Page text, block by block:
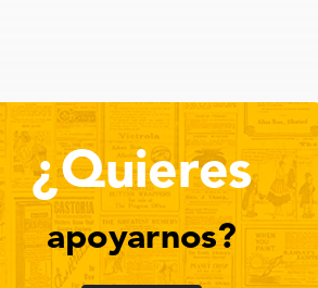
¿Quieres
apoyarnos?